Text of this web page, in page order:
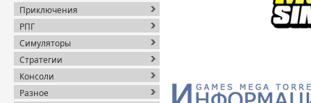
Приключения
РПГ
Симуляторы
Стратегии
Консоли
Разное